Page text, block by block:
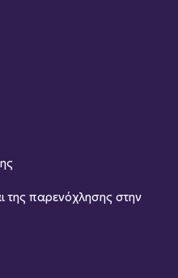
της παρενόχλησης στην